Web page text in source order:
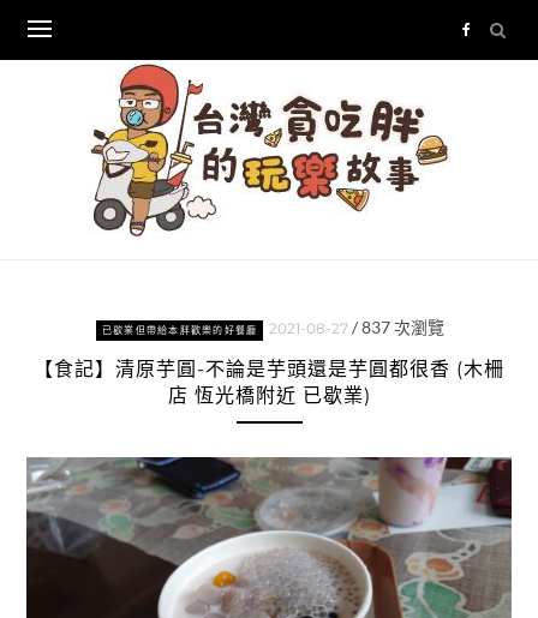
content
已歇業但帶給本胖歡樂的好餐廳 2021-08-27 /837次瀏覽
【食記】清原芋圓-不論是芋頭還是芋圓都很香 (木柵
店 恆光橋附近 已歇業)